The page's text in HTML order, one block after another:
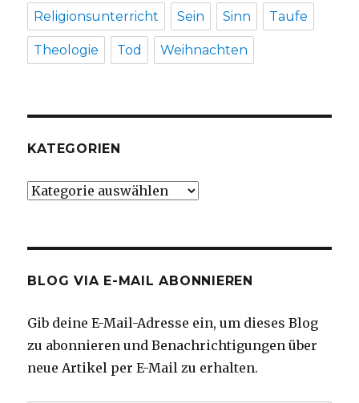
Religionsunterricht Sein Sinn Taufe
Theologie Tod Weihnachten
KATEGORIEN
Kategorien
BLOG VIA E-MAIL ABONNIEREN
Gib deine E-Mail-Adresse ein, um dieses Blog
zu abonnieren und Benachrichtigungen über
neue Artikel per E-Mail zu erhalten.